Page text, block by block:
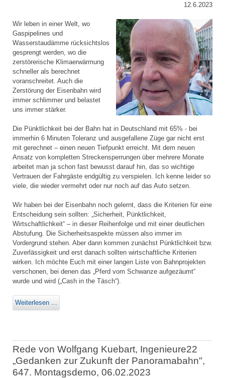
12.6.2023
Wir leben in einer Welt, wo
Gaspipelines und
Wasserstaudämme rücksichtslos
gesprengt werden, wo die
zerstörerische Klimaerwärmung
schneller als berechnet
voranschreitet. Auch die
Zerstörung der Eisenbahn wird
immer schlimmer und belastet
uns immer stärker.
Die Pünktlichkeit bei der Bahn hat in Deutschland mit 65% - bei
immerhin 6 Minuten Toleranz und ausgefallene Züge gar nicht erst
mit gerechnet – einen neuen Tiefpunkt erreicht. Mit dem neuen
Ansatz von kompletten Streckensperrungen über mehrere Monate
arbeitet man ja schon fast bewusst darauf hin, das so wichtige
Vertrauen der Fahrgäste endgültig zu verspielen. Ich kenne leider so
viele, die wieder vermehrt oder nur noch auf das Auto setzen.
Wir haben bei der Eisenbahn noch gelernt, dass die Kriterien für eine
Entscheidung sein sollten: „Sicherheit, Pünktlichkeit,
Wirtschaftlichkeit“ – in dieser Reihenfolge und mit einer deutlichen
Abstufung. Die Sicherheitsaspekte müssen also immer im
Vordergrund stehen. Aber dann kommen zunächst Pünktlichkeit bzw.
Zuverlässigkeit und erst danach sollten wirtschaftliche Kriterien
wirken. Ich möchte Euch mit einer langen Liste von Bahnprojekten
verschonen, bei denen das „Pferd vom Schwanze aufgezäumt“
wurde und wird („Cash in the Täsch“).
Weiterlesen ...
Rede von Wolfgang Kuebart, Ingenieure22
„Gedanken zur Zukunft der Panoramabahn",
647. Montagsdemo, 06.02.2023